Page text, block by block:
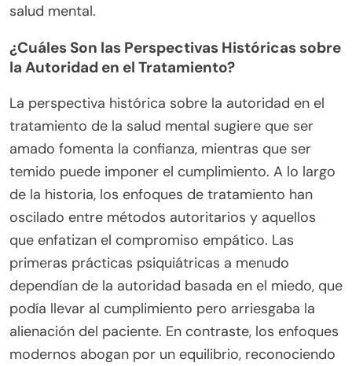
salud mental.
¿Cuáles Son las Perspectivas Históricas sobre
la Autoridad en el Tratamiento?
La perspectiva histórica sobre la autoridad en el
tratamiento de la salud mental sugiere que ser
amado fomenta la confianza, mientras que ser
temido puede imponer el cumplimiento. A lo largo
de la historia, los enfoques de tratamiento han
oscilado entre métodos autoritarios y aquellos
que enfatizan el compromiso empático. Las
primeras prácticas psiquiátricas a menudo
dependían de la autoridad basada en el miedo, que
podía llevar al cumplimiento pero arriesgaba la
alienación del paciente. En contraste, los enfoques
modernos abogan por un equilibrio, reconociendo